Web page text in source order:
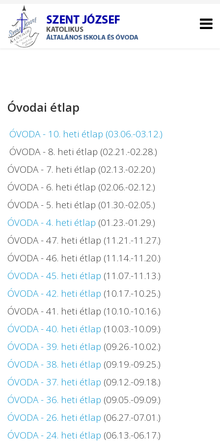
Óvodai étlap
ÓVODA - 10. heti étlap (03.06.-03.12.)
ÓVODA - 8. heti étlap (02.21.-02.28.)
ÓVODA - 7. heti étlap (02.13.-02.20.)
ÓVODA - 6. heti étlap (02.06.-02.12.)
ÓVODA - 5. heti étlap (01.30.-02.05.)
ÓVODA - 4. heti étlap (01.23.-01.29.)
ÓVODA - 47. heti étlap (11.21.-11.27.)
ÓVODA - 46. heti étlap (11.14.-11.20.)
ÓVODA - 45. heti étlap (11.07.-11.13.)
ÓVODA - 42. heti étlap (10.17.-10.25.)
ÓVODA - 41. heti étlap (10.10.-10.16.)
ÓVODA - 40. heti étlap (10.03.-10.09.)
ÓVODA - 39. heti étlap (09.26.-10.02.)
ÓVODA - 38. heti étlap (09.19.-09.25.)
ÓVODA - 37. heti étlap (09.12.-09.18.)
ÓVODA - 36. heti étlap (09.05.-09.09.)
ÓVODA - 26. heti étlap (06.27.-07.01.)
ÓVODA - 24. heti étlap (06.13.-06.17.)